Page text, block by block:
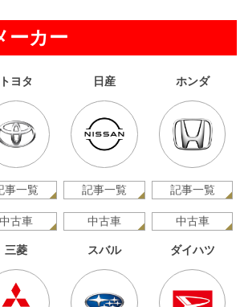
ーカー
トヨタ
事一覧
中古車
日産
記事一覧
中古車
ホンダ
記事一覧
中古車
三菱 スバル ダイハツ